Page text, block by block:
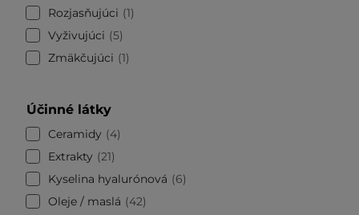
Rozjasňujúci
1
Vyživujúci
5
Zmäkčujúci
1
Účinné látky
Ceramidy
4
Extrakty
21
Kyselina hyalurónová
6
Oleje / maslá
42